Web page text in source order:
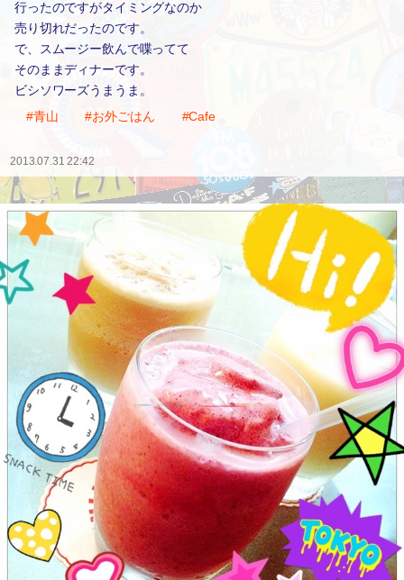
行ったのですがタイミングなのか
売り切れだったのです。
で、スムージー飲んで喋ってて
そのままディナーです。
ビシソワーズうまうま。
#青山
#お外ごはん #Cafe
2013.07.31 22:42